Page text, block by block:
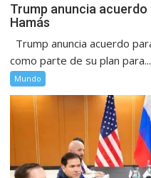
Trump anuncia
Hamás
Trump anuncia acuerdo
como parte de su plan para...
Mundo